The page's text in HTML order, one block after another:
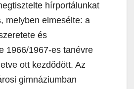
hírportálunkat
melyben elmesélte: a
és
1966/1967-es tanévre
ott kezdődött. Az
gimnáziumban